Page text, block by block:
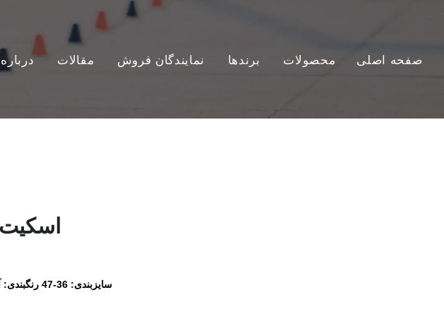
صفحه اصلی محصولات برندها نمایندگان فروش مقالات
اسکیت FR3 برند FR
سایزبندی: 36-47 رنگبندی: آبی – مشکی گارانتی 12 ماهه هیوا اسکیت